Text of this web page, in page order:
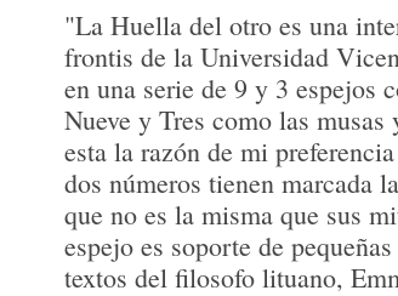
"La Huella del otro es una
frontis de la Universidad
en una serie de 9 y 3 espejos
Nueve y Tres como las
esta la razón de mi
dos números tienen marcada
que no es la misma que sus
espejo es soporte de
textos del filosofo lituano,